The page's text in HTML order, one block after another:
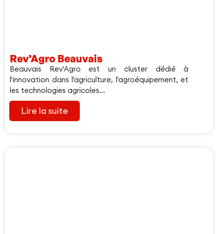
Rev’Agro Beauvais
Beauvais Rev'Agro est un cluster dédié à
l'innovation dans l'agriculture, l'agroéquipement, et
les technologies agricoles...
Lire la suite